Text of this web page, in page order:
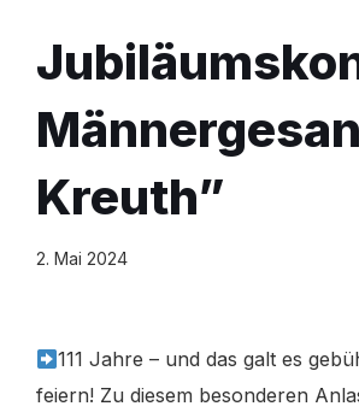
Kreuth”
2. Mai 2024
111 Jahre – und das galt es
feiern! Zu diesem besonderen